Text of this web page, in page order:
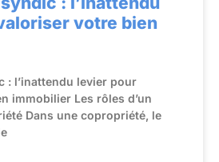
votre bien
: l’inattendu levier pour
immobilier Les rôles d’un
Dans une copropriété, le